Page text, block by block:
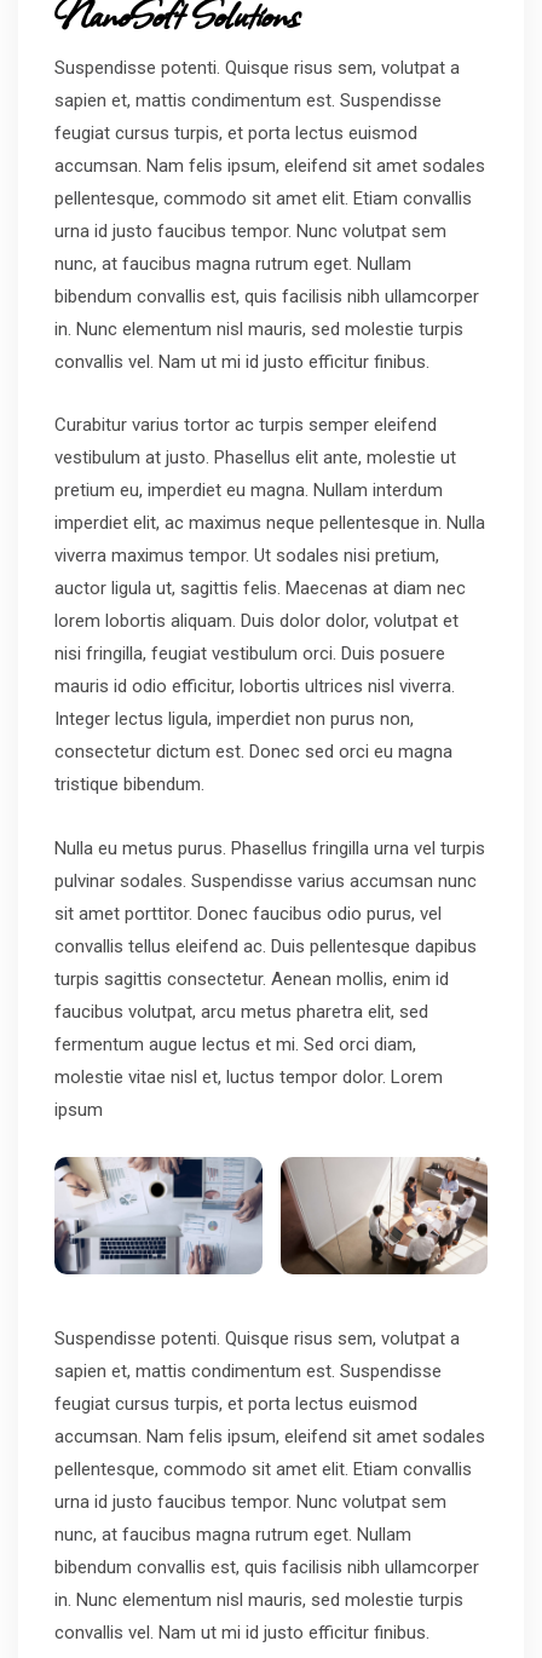
NanoSoft Solutions
Suspendisse potenti. Quisque risus sem, volutpat a
sapien et, mattis condimentum est. Suspendisse
feugiat cursus turpis, et porta lectus euismod
accumsan. Nam felis ipsum, eleifend sit amet sodales
pellentesque, commodo sit amet elit. Etiam convallis
urna id justo faucibus tempor. Nunc volutpat sem
nunc, at faucibus magna rutrum eget. Nullam
bibendum convallis est, quis facilisis nibh ullamcorper
in. Nunc elementum nisl mauris, sed molestie turpis
convallis vel. Nam ut mi id justo efficitur finibus.
Curabitur varius tortor ac turpis semper eleifend
vestibulum at justo. Phasellus elit ante, molestie ut
pretium eu, imperdiet eu magna. Nullam interdum
imperdiet elit, ac maximus neque pellentesque in. Nulla
viverra maximus tempor. Ut sodales nisi pretium,
auctor ligula ut, sagittis felis. Maecenas at diam nec
lorem lobortis aliquam. Duis dolor dolor, volutpat et
nisi fringilla, feugiat vestibulum orci. Duis posuere
mauris id odio efficitur, lobortis ultrices nisl viverra.
Integer lectus ligula, imperdiet non purus non,
consectetur dictum est. Donec sed orci eu magna
tristique bibendum.
Nulla eu metus purus. Phasellus fringilla urna vel turpis
pulvinar sodales. Suspendisse varius accumsan nunc
sit amet porttitor. Donec faucibus odio purus, vel
convallis tellus eleifend ac. Duis pellentesque dapibus
turpis sagittis consectetur. Aenean mollis, enim id
faucibus volutpat, arcu metus pharetra elit, sed
fermentum augue lectus et mi. Sed orci diam,
molestie vitae nisl et, luctus tempor dolor. Lorem
ipsum
Suspendisse potenti. Quisque risus sem, volutpat a
sapien et, mattis condimentum est. Suspendisse
feugiat cursus turpis, et porta lectus euismod
accumsan. Nam felis ipsum, eleifend sit amet sodales
pellentesque, commodo sit amet elit. Etiam convallis
urna id justo faucibus tempor. Nunc volutpat sem
nunc, at faucibus magna rutrum eget. Nullam
bibendum convallis est, quis facilisis nibh ullamcorper
in. Nunc elementum nisl mauris, sed molestie turpis
convallis vel. Nam ut mi id justo efficitur finibus.